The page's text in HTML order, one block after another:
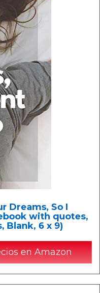
Dreams, So I
with quotes,
Blank, 6 x 9)
en Amazon